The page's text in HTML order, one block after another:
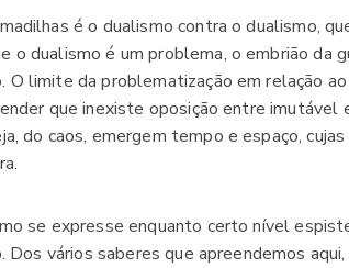
é o dualismo contra o dualismo,
o dualismo é um problema, o embrião da
O limite da problematização em relação
que inexiste oposição entre
do caos, emergem tempo e espaço,
se expresse enquanto certo nível
Dos vários saberes que apreendemos